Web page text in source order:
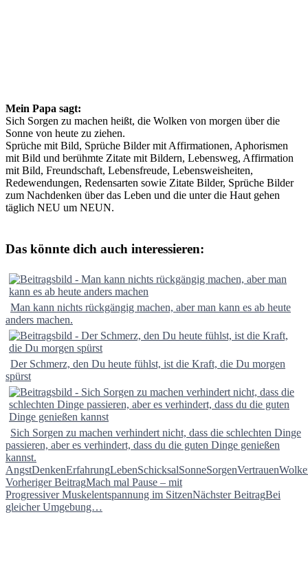
Mein Papa sagt:
Sich Sorgen zu machen heißt, die Wolken von morgen über die
Sonne von heute zu ziehen.
Sprüche mit Bild, Sprüche Bilder mit Affirmationen, Aphorismen
mit Bild und berühmte Zitate mit Bildern, Lebensweg, Affirmation
mit Bild, Freundschaft, Lebensfreude, Lebensweisheiten,
Redewendungen, Redensarten sowie Zitate Bilder, Sprüche Bilder
zum Nachdenken über das Leben und die unter die Haut gehen
täglich NEU um NEUN.
Das könnte dich auch interessieren:
Man kann nichts rückgängig machen, aber man kann es ab heute
anders machen.
Der Schmerz, den Du heute fühlst, ist die Kraft, die Du morgen
spürst
Sich Sorgen zu machen verhindert nicht, dass die schlechten Dinge
passieren, aber es verhindert, dass du die guten Dinge genießen
kannst.
AngstDenkenErfahrungLebenSchicksalSonneSorgenVertrauen
Beitragsnavigation
Vorheriger BeitragMach mal Pause – mit
Progressiver Muskelentspannung im SitzenNächster BeitragBei
gleicher Umgebung…